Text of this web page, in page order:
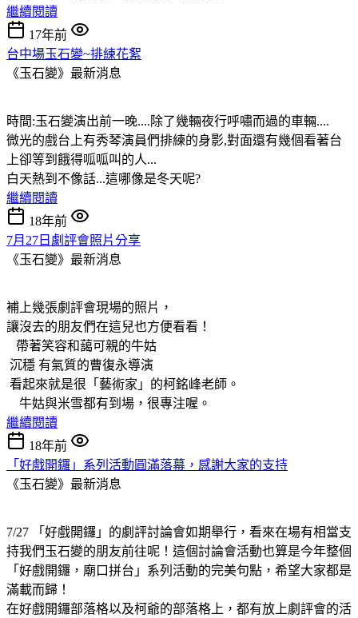
繼續閱讀
17年前
台中場玉石變~排練花絮
《玉石變》最新消息
時間:玉石變演出前一晚....除了幾輛夜行呼嘯而過的車輛....
微光的戲台上有秀琴演員們排練的身影,對面還有幾個看著台
上卻等到餓得呱呱叫的人...
白天熱到不像話...這哪像是冬天呢?
繼續閱讀
18年前
7月27日劇評會照片分享
《玉石變》最新消息
補上幾張劇評會現場的照片，
讓沒去的朋友們在這兒也方便看看！
帶著笑容和藹可親的牛姑
沉穩 有氣質的曹復永導演
看起來就是很「藝術家」的柯銘峰老師。
牛姑與米雪都有到場，很專注喔。
繼續閱讀
18年前
「好戲開鑼」系列活動圓滿落幕，感謝大家的支持
《玉石變》最新消息
7/27 「好戲開鑼」的劇評討論會如期舉行，看來在場有相當支
持我們玉石變的朋友前往呢！這個討論會活動也算是今年整個
「好戲開鑼，廟口拼台」系列活動的完美句點，希望大家都是
滿載而歸！
在好戲開鑼部落格以及柯爺的部落格上，都有放上劇評會的活